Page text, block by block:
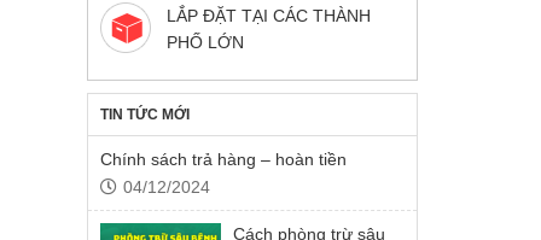
LẮP ĐẶT TẠI CÁC THÀNH
PHỐ LỚN
TIN TỨC MỚI
Chính sách trả hàng – hoàn tiền
04/12/2024
Cách phòng trừ sâu